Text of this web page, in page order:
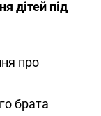
дітей під
про
брата